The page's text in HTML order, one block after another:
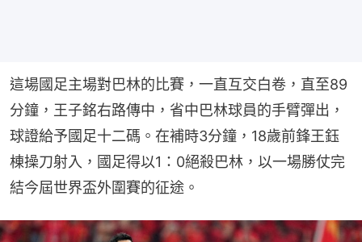
這場國足主場對巴林的比賽，一直互交白卷，直至89
分鐘，王子銘右路傳中，省中巴林球員的手臂彈出，
球證給予國足十二碼。在補時3分鐘，18歲前鋒王鈺
棟操刀射入，國足得以1：0絕殺巴林，以一場勝仗完
結今屆世界盃外圍賽的征途。